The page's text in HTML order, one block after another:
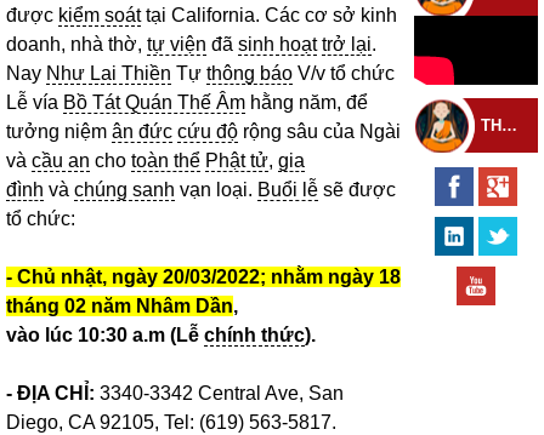
được kiểm soáttại California. Các cơ sở kinh
doanh, nhà thờ, tự viện đã sinh hoạt trở lại.
Nay Như Lai Thiền Tự thông báo V/v tổ chức
Lễ vía Bồ Tát Quán Thế Âm hằng năm, để
tưởng niệm ân đức cứu độ rộng sâu của Ngài
và cầu an cho toàn thể Phật tử, gia
đình và chúng sanh vạn loại. Buổi lễ sẽ được
tổ chức:
- Chủ nhật, ngày 20/03/2022; nhằm ngày 18
tháng 02 năm Nhâm Dần,
vào lúc 10:30 a.m (Lễ chính thức).
- ĐỊA CHỈ: 3340-3342 Central Ave, San
Diego, CA 92105, Tel: (619) 563-5817.
THEO DÕI THIỀN TỰ